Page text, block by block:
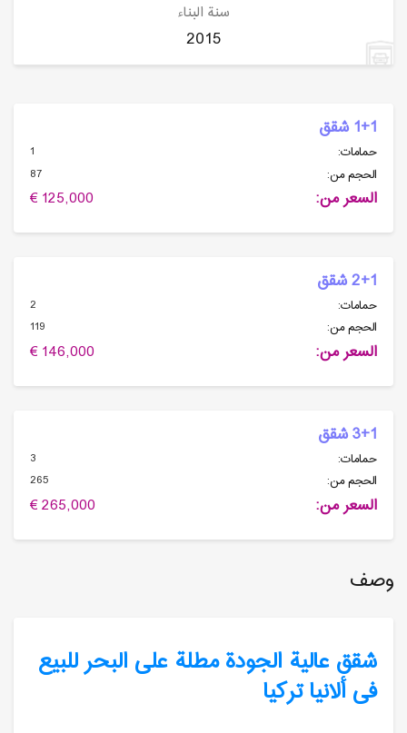
سنة البناء
2015
1+1 شقق
حمامات:
1
الحجم من:
87
السعر من: 125,000 €
2+1 شقق
حمامات:
2
الحجم من:
119
السعر من: 146,000 €
3+1 شقق
حمامات:
3
الحجم من:
265
السعر من: 265,000 €
وصف
شقق عالیة الجودة مطلة على البحر للبیع
فی ألانیا تركیا